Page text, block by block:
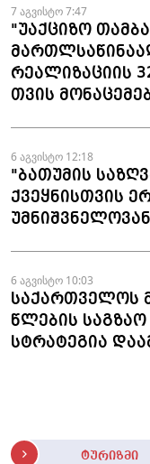
ფაქტები
7 აგვისტო 7:47
"უაქციზო
რეალიზაციის
თვის
6 აგვისტო 12:18
"ბათუმის
ქვეყნისთვის
6 აგვისტო 10:03
საქართველოს
წლების
სტრატეგია
ტურიზმი